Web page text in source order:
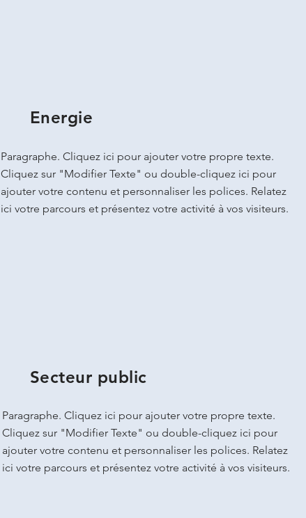
Energie
Paragraphe. Cliquez ici pour ajouter votre propre texte.
Cliquez sur "Modifier Texte" ou double-cliquez ici pour
ajouter votre contenu et personnaliser les polices. Relatez
ici votre parcours et présentez votre activité à vos visiteurs.
Secteur public
Paragraphe. Cliquez ici pour ajouter votre propre texte.
Cliquez sur "Modifier Texte" ou double-cliquez ici pour
ajouter votre contenu et personnaliser les polices. Relatez
ici votre parcours et présentez votre activité à vos visiteurs.